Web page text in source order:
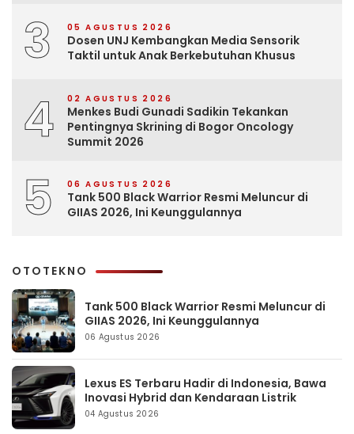
3 05 AGUSTUS 2026
Dosen UNJ Kembangkan Media Sensorik
Taktil untuk Anak Berkebutuhan Khusus
4 02 AGUSTUS 2026
Menkes Budi Gunadi Sadikin Tekankan
Pentingnya Skrining di Bogor Oncology
Summit 2026
5 06 AGUSTUS 2026
Tank 500 Black Warrior Resmi Meluncur di
GIIAS 2026, Ini Keunggulannya
OTOTEKNO
Tank 500 Black Warrior Resmi Meluncur di
GIIAS 2026, Ini Keunggulannya
06 Agustus 2026
Lexus ES Terbaru Hadir di Indonesia, Bawa
Inovasi Hybrid dan Kendaraan Listrik
04 Agustus 2026